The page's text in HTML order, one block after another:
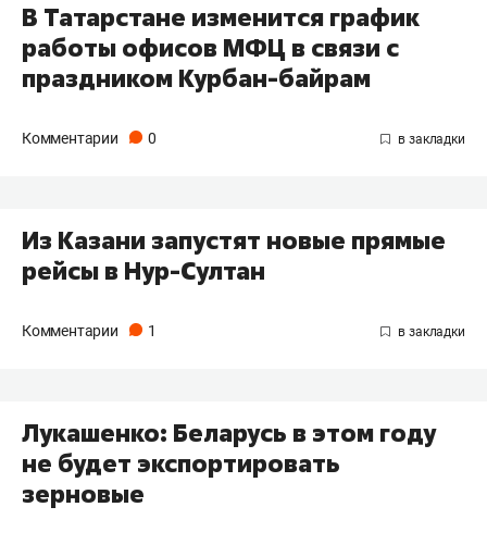
В Татарстане изменится график
работы офисов МФЦ в связи с
праздником Курбан-байрам
Комментарии 0
Из Казани запустят новые прямые
рейсы в Нур-Султан
Комментарии 1
Лукашенко: Беларусь в этом году
не будет экспортировать
зерновые